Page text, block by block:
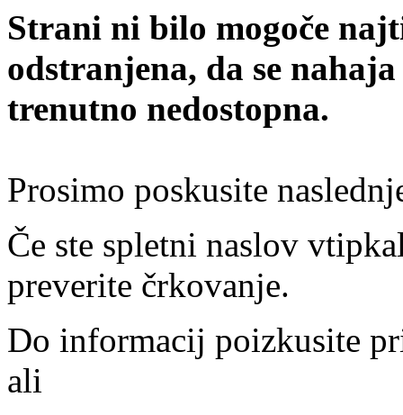
Strani ni bilo mogoče
odstranjena, da se
trenutno nedostopna.
Prosimo poskusite
Če ste spletni naslov
preverite črkovanje.
Do informacij poizkusite
ali